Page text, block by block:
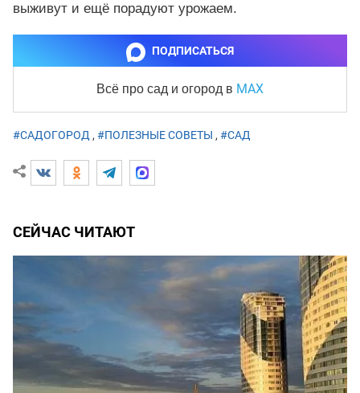
выживут и ещё порадуют урожаем.
ПОДПИСАТЬСЯ
Всё про сад и огород в MAX
#САДОГОРОД, #ПОЛЕЗНЫЕ СОВЕТЫ , #САД
СЕЙЧАС ЧИТАЮТ